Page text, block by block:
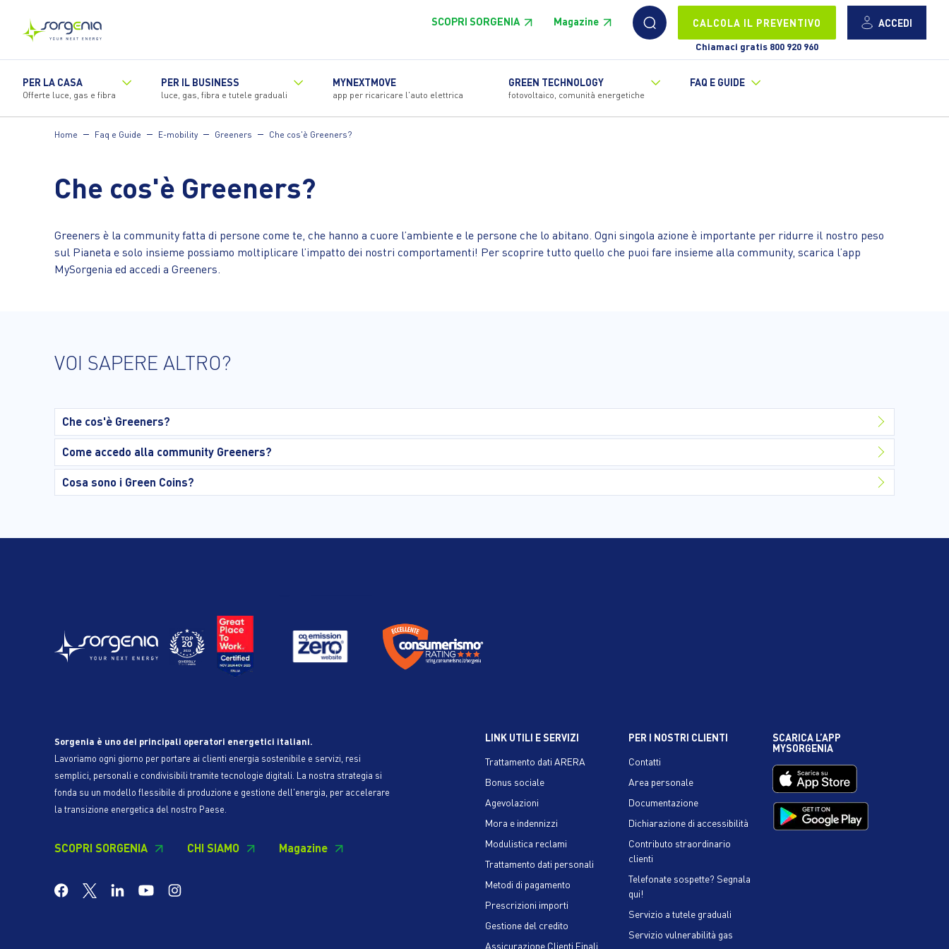
contenuto
principale
SCOPRI SORGENIA Magazine CALCOLA IL PREVENTIVO
Chiamaci gratis 800 920 960
ACCEDI
PER LA CASA
Offerte luce, gas e fibra
PER IL BUSINESS
luce, gas, fibra e tutele graduali
MYNEXTMOVE
app per ricaricare l'auto elettrica
GREEN TECHNOLOGY
fotovoltaico, comunità energetiche
FAQ E GUIDE
Home Faq e Guide E-mobility Greeners Che cos'è Greeners?
Che cos'è Greeners?
Greeners è la community fatta di persone come te, che hanno a cuore l’ambiente e le persone che lo abitano. Ogni singola azione è importante per ridurre il nostro peso
sul Pianeta e solo insieme possiamo moltiplicare l’impatto dei nostri comportamenti! Per scoprire tutto quello che puoi fare insieme alla community, scarica l’app
MySorgenia ed accedi a Greeners.
VOI SAPERE ALTRO?
Che cos'è Greeners?
Come accedo alla community Greeners?
Cosa sono i Green Coins?
Sorgenia è uno dei principali operatori energetici italiani.
Lavoriamo ogni giorno per portare ai clienti energia sostenibile e servizi, resi
semplici, personali e condivisibili tramite tecnologie digitali. La nostra strategia si
fonda su un modello flessibile di produzione e gestione dell'energia, per accelerare
la transizione energetica del nostro Paese.
SCOPRI SORGENIA CHI SIAMO Magazine
LINK UTILI E SERVIZI
Trattamento dati ARERA
Bonus sociale
Agevolazioni
Mora e indennizzi
Modulistica reclami
Trattamento dati personali
Metodi di pagamento
Prescrizioni importi
Gestione del credito
Assicurazione Clienti Finali
PER I NOSTRI CLIENTI
Contatti
Area personale
Documentazione
Dichiarazione di accessibilità
Contributo straordinario
clienti
Telefonate sospette? Segnala
qui!
Servizio a tutele graduali
Servizio vulnerabilità gas
SCARICA L’APP
MYSORGENIA